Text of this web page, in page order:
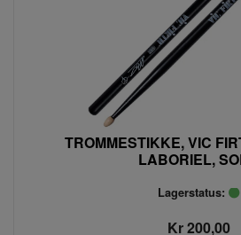
TROMMESTIKKE, VIC
LABORIEL,
Lagerstatus:
Kr 200,00